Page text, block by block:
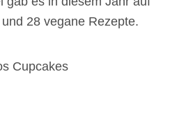
28 vegane Rezepte.